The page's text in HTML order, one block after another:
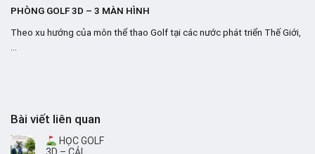
PHÒNG GOLF 3D – 3 MÀN HÌNH
Theo xu hướng của môn thể thao Golf tại các nước phát triển Thế Giới,
Bài viết liên quan
HỌC GOLF